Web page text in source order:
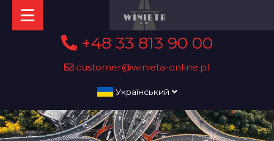
+48 33 813 90 00
customer@winieta-online.pl
Український